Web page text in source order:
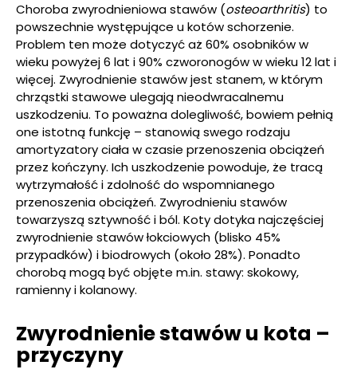
Choroba zwyrodnieniowa stawów (osteoarthritis) to
powszechnie występujące u kotów schorzenie.
Problem ten może dotyczyć aż 60% osobników w
wieku powyżej 6 lat i 90% czworonogów w wieku 12 lat i
więcej. Zwyrodnienie stawów jest stanem, w którym
chrząstki stawowe ulegają nieodwracalnemu
uszkodzeniu. To poważna dolegliwość, bowiem pełnią
one istotną funkcję – stanowią swego rodzaju
amortyzatory ciała w czasie przenoszenia obciążeń
przez kończyny. Ich uszkodzenie powoduje, że tracą
wytrzymałość i zdolność do wspomnianego
przenoszenia obciążeń. Zwyrodnieniu stawów
towarzyszą sztywność i ból. Koty dotyka najczęściej
zwyrodnienie stawów łokciowych (blisko 45%
przypadków) i biodrowych (około 28%). Ponadto
chorobą mogą być objęte m.in. stawy: skokowy,
ramienny i kolanowy.
Zwyrodnienie stawów u kota –
przyczyny